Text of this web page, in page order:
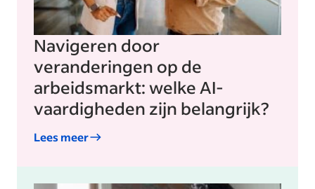
Navigeren door
veranderingen op de
arbeidsmarkt: welke AI-
vaardigheden zijn belangrijk?
Lees meer